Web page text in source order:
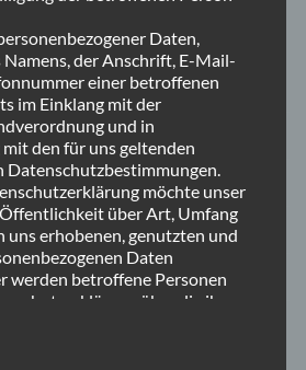
Daten,
Namens, der Anschrift, E-Mail-
einer betroffenen
im Einklang mit der
und in
den für uns geltenden
Datenschutzbestimmungen.
möchte unser
über Art, Umfang
uns erhobenen, genutzten und
Daten
werden betroffene Personen
über die ihnen
Verarbeitung Verantwortlicher